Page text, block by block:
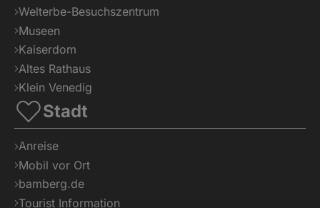
Welterbe-Besuchszentrum
Museen
Kaiserdom
Altes Rathaus
Klein Venedig
Stadt
Anreise
Mobil vor Ort
bamberg.de
Tourist Information